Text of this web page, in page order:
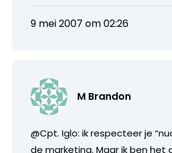
9 mei 2007 om 02:26
M Brandon
@Cpt. Iglo: ik respecteer je
de marketing. Maar ik ben het